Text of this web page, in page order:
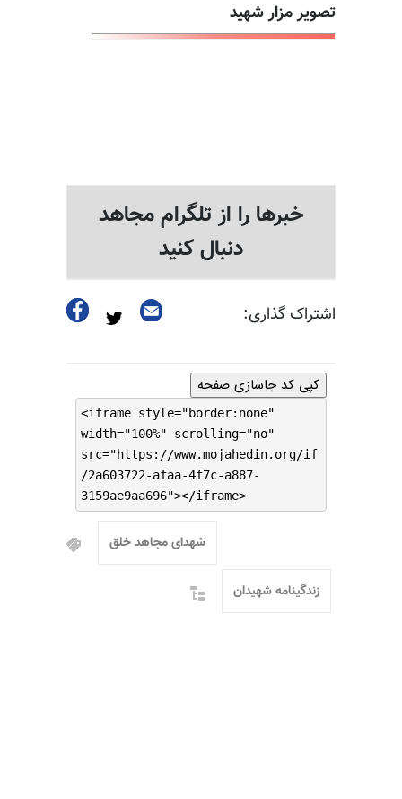
تصویر مزار شهید
خبرها را از تلگرام مجاهد
دنبال کنید
اشتراک گذاری:
کپی کد جاسازی صفحه
<iframe style="border:none"
width="100%" scrolling="no"
src="https://www.mojahedin.org/if
/2a603722-afaa-4f7c-a887-
3159ae9aa696"></iframe>
شهدای مجاهد خلق
زندگینامه شهیدان